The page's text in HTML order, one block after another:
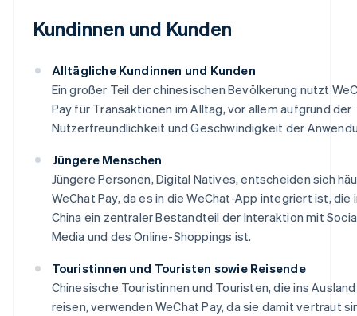
Kundinnen und Kunden
Alltägliche Kundinnen und Kunden
Ein großer Teil der chinesischen Bevölkerung nutzt
Pay für Transaktionen im Alltag, vor allem aufgrund der
Nutzerfreundlichkeit und Geschwindigkeit der
Jüngere Menschen
Jüngere Personen, Digital Natives, entscheiden sich
WeChat Pay, da es in die WeChat-App integriert ist, die
China ein zentraler Bestandteil der Interaktion mit
Media und des Online-Shoppings ist.
Touristinnen und Touristen sowie Reisende
Chinesische Touristinnen und Touristen, die ins Ausland
reisen, verwenden WeChat Pay, da sie damit vertraut